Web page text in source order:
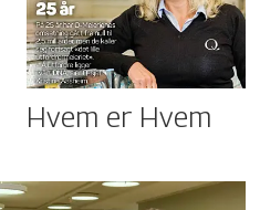
Hvem er Hvem